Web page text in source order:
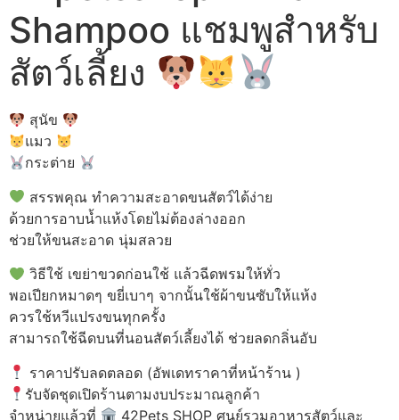
Shampoo แชมพูสำหรับ
สัตว์เลี้ยง
สุนัข
แมว
กระต่าย
สรรพคุณ ทำความสะอาดขนสัตว์ได้ง่าย
ด้วยการอาบน้ำแห้งโดยไม่ต้องล่างออก
ช่วยให้ขนสะอาด นุ่มสลวย
วิธีใช้ เขย่าขวดก่อนใช้ แล้วฉีดพรมให้ทั่ว
พอเปียกหมาดๆ ขยี่เบาๆ จากนั้นใช้ผ้าขนซับให้แห้ง
ควรใช้หวีแปรงขนทุกครั้ง
สามารถใช้ฉีดบนที่นอนสัตว์เลี้ยงได้ ช่วยลดกลิ่นอับ
ราคาปรับลดตลอด (อัพเดทราคาที่หน้าร้าน )
รับจัดชุดเปิดร้านตามงบประมาณลูกค้า
จำหน่ายแล้วที่
42Pets SHOP ศูนย์รวมอาหารสัตว์และ